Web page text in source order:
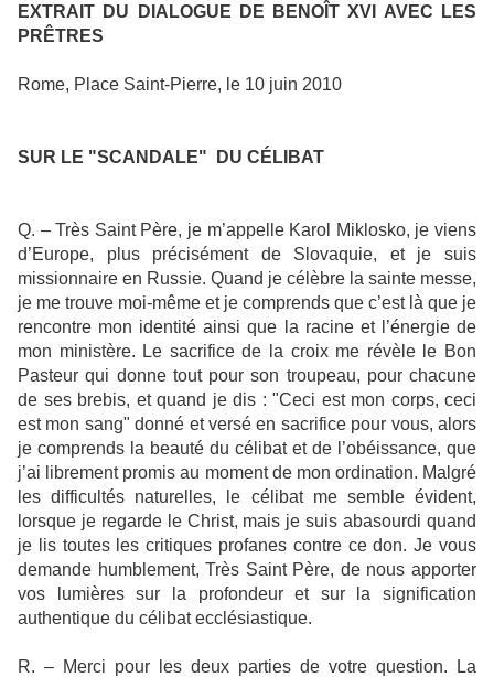
EXTRAIT DU DIALOGUE DE BENOÎT XVI AVEC LES
PRÊTRES
Rome, Place Saint-Pierre, le 10 juin 2010
SUR LE "SCANDALE" DU CÉLIBAT
Q. – Très Saint Père, je m’appelle Karol Miklosko, je viens
d’Europe, plus précisément de Slovaquie, et je suis
missionnaire en Russie. Quand je célèbre la sainte messe,
je me trouve moi-même et je comprends que c’est là que je
rencontre mon identité ainsi que la racine et l’énergie de
mon ministère. Le sacrifice de la croix me révèle le Bon
Pasteur qui donne tout pour son troupeau, pour chacune
de ses brebis, et quand je dis : "Ceci est mon corps, ceci
est mon sang" donné et versé en sacrifice pour vous, alors
je comprends la beauté du célibat et de l’obéissance, que
j’ai librement promis au moment de mon ordination. Malgré
les difficultés naturelles, le célibat me semble évident,
lorsque je regarde le Christ, mais je suis abasourdi quand
je lis toutes les critiques profanes contre ce don. Je vous
demande humblement, Très Saint Père, de nous apporter
vos lumières sur la profondeur et sur la signification
authentique du célibat ecclésiastique.
R. – Merci pour les deux parties de votre question. La